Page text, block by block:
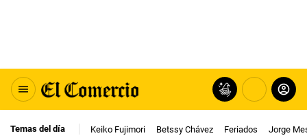
Temas del día Keiko Fujimori Betssy Chávez Feriados Jorge